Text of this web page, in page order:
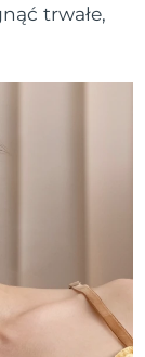
trwałe,